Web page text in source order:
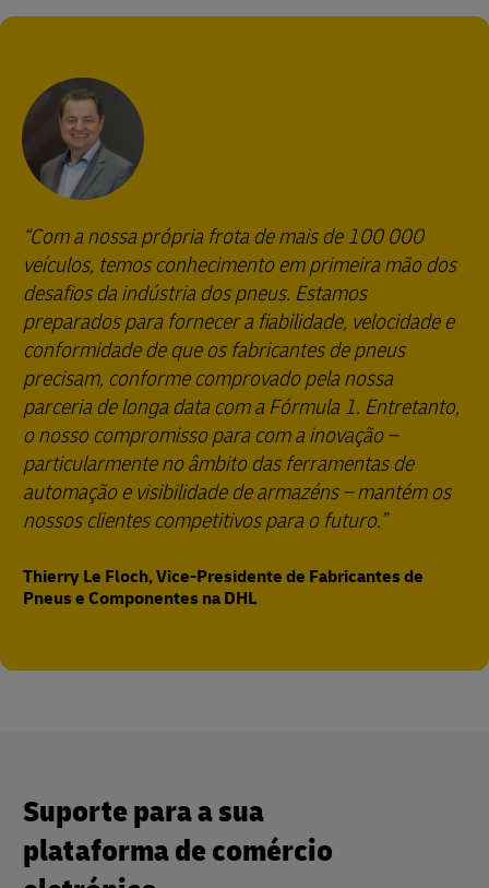
Com a nossa própria frota de mais de 100 000
veículos, temos conhecimento em primeira mão dos
desafios da indústria dos pneus. Estamos
preparados para fornecer a fiabilidade, velocidade e
conformidade de que os fabricantes de pneus
precisam, conforme comprovado pela nossa
parceria de longa data com a Fórmula 1. Entretanto,
o nosso compromisso para com a inovação –
particularmente no âmbito das ferramentas de
automação e visibilidade de armazéns – mantém os
nossos clientes competitivos para o futuro.
Thierry Le Floch, Vice-Presidente de Fabricantes de
Pneus e Componentes na DHL
Suporte para a sua
plataforma de comércio